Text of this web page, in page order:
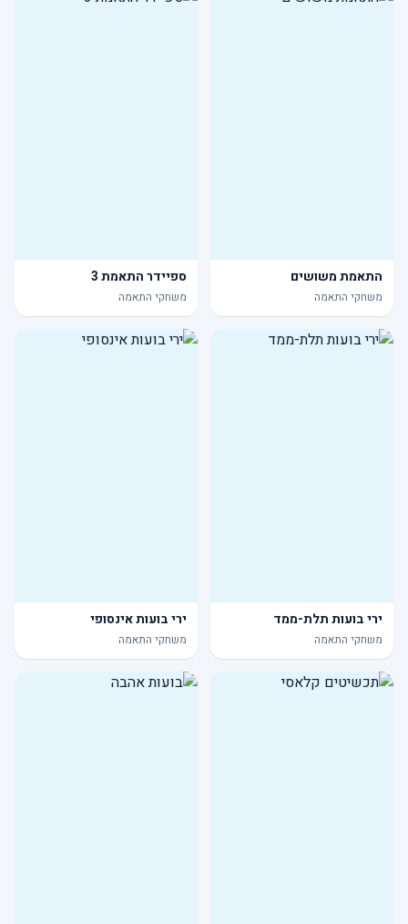
התאמת משושים
משחקי התאמה
ספיידר התאמת 3
משחקי התאמה
ירי בועות תלת-ממד
משחקי התאמה
ירי בועות אינסופי
משחקי התאמה